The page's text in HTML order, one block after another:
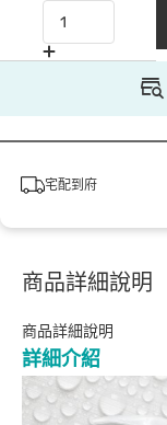
宅配到府
商品詳細說明
商品詳細說明
詳細介紹